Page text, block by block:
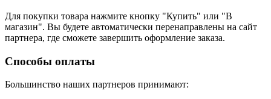
Для покупки товара нажмите кнопку "Купить" или "В
магазин". Вы будете автоматически перенаправлены на сайт
партнера, где сможете завершить оформление заказа.
Способы оплаты
Большинство наших партнеров принимают: